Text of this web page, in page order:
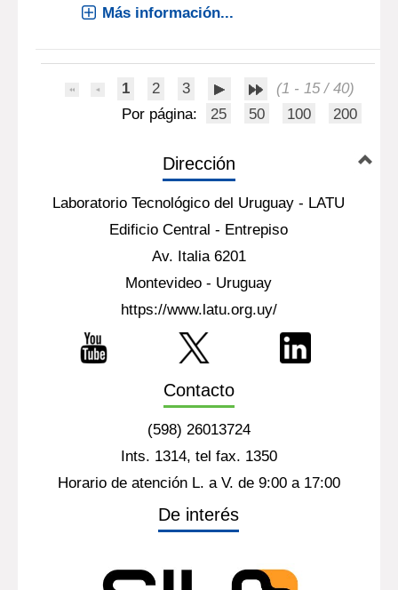
Más información...
1 2 3
(1 - 15 / 40)
Por página:
25 50 100 200
Dirección
Laboratorio Tecnológico del Uruguay - LATU
Edificio Central - Entrepiso
Av. Italia 6201
Montevideo - Uruguay
https://www.latu.org.uy/
Contacto
(598) 26013724
Ints. 1314, tel fax. 1350
Horario de atención L. a V. de 9:00 a 17:00
De interés